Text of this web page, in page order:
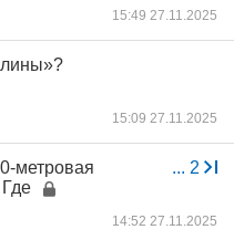
15:49 27.11.2025
15:09 27.11.2025
... 2
метровая
14:52 27.11.2025